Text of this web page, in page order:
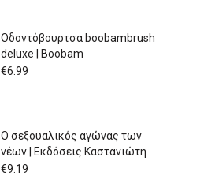
Οδοντόβουρτσα boobambrush
deluxe | Boobam
€6.99
Ο σεξουαλικός αγώνας των
νέων | Εκδόσεις Καστανιώτη
€9.19